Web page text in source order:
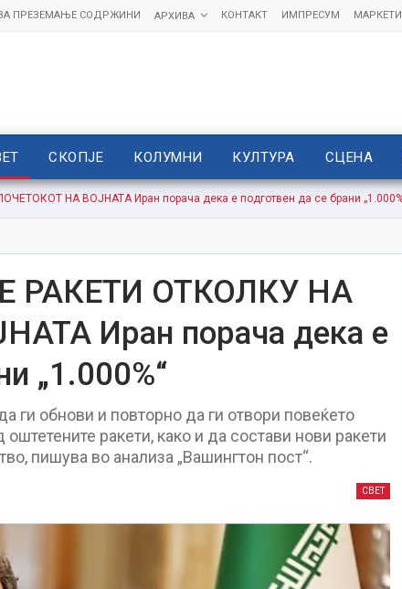
ИМПРЕСУМ
КОНТАКТ
АРХИВА
ПРЕЗЕМАЊЕ СОДРЖИНИ
СКОПЈЕ КОЛУМНИ КУЛТУРА СЦЕНА
НА ВОЈНАТА Иран порача дека е подготвен да се брани
РАКЕТИ ОТКОЛКУ НА
Иран порача дека е
„1.000%“
ги обнови и повторно да ги отвори повеќето
ракети, како и да состави нови ракети
пишува во анализа „Вашингтон пост“.
СВЕТ